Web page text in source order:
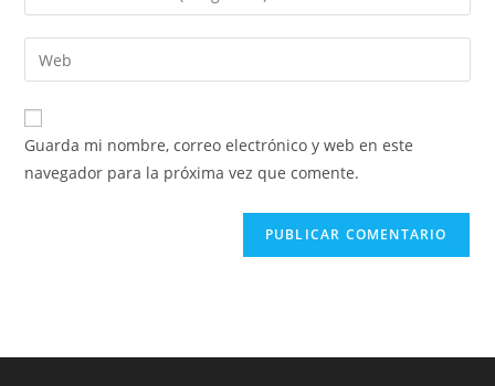
Guarda mi nombre, correo electrónico y web en este
navegador para la próxima vez que comente.